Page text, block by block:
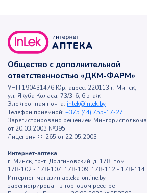
Общество с дополнительной
ответственностью «ДКМ-ФАРМ»
УНП 190431476 Юр. адрес: 220113 г. Минск,
ул. Якуба Коласа, 73/3-6, 6 этаж
Электронная почта: inlek@inlek.by
Телефон приемной: +375 (44) 755-17-27
Зарегистрировано решением Мингорисполкома
от 20.03.2003 №395
Лицензия Ф-265 от 22.05.2003
Интернет-аптека
г. Минск, тр-т. Долгиновский, д. 178, пом.
178-102 - 178-107, 178-109, 178-112 - 178-114
Интернет-магазин apteka-online.by
зарегистрирован в торговом реестре